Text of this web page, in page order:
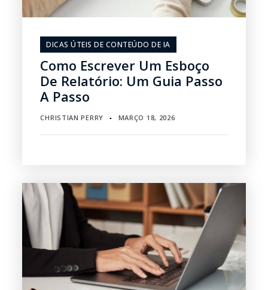
DICAS ÚTEIS DE CONTEÚDO DE IA
Como Escrever Um Esboço
De Relatório: Um Guia Passo
A Passo
CHRISTIAN PERRY ▪ MARÇO 18, 2026